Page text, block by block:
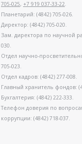
705-025, +7 919 037-33-22.
Планетарий: (4842) 705-026.
Директор: (4842) 705-020.
Зам. директора по научной
030.
Отдел научно-
705-023.
Отдел кадров: (4842) 277-008.
Главный хранитель фондов:
Бухгалтерия: (4842) 222-333.
Телефон доверия по
коррупции: (4842) 718-037.